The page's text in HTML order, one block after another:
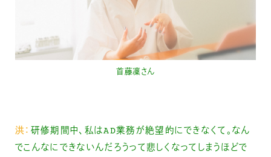
首藤凜さん
洪： 研修期間中、私はAD業務が絶望的にできなくて。なん
でこんなにできないんだろうって悲しくなってしまうほどで